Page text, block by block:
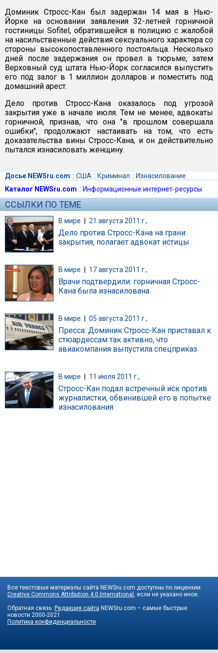
Доминик Стросс-Кан был задержан 14 мая в Нью-
Йорке на основании заявления 32-летней горничной
гостиницы Sofitel, обратившейся в полицию с жалобой
на насильственные действия сексуального характера со
стороны высокопоставленного постояльца. Несколько
дней после задержания он провел в тюрьме, затем
Верховный суд штата Нью-Йорк согласился выпустить
его под залог в 1 миллион долларов и поместить под
домашний арест.
Дело против Стросс-Кана оказалось под угрозой
закрытия уже в начале июля. Тем не менее, адвокаты
горничной, признав, что она "в прошлом совершала
ошибки", продолжают настаивать на том, что есть
доказательства вины Стросс-Кана, и он действительно
пытался изнасиловать женщину.
Досье NEWSru.com :: США :: Криминал :: Изнасилование
Каталог NEWSru.com :: Информационные интернет-ресурсы
ССЫЛКИ ПО ТЕМЕ
В мире | 21 августа 2011 г.,
Дело против Стросс-Кана на грани
закрытия, полагает адвокат истицы
В мире 17 августа 2011 г.,
Врачи подтвердили: горничная Стросс-
Кана была изнасилована
В мире 05 августа 2011 г.,
Пресса: Доминик Стросс-Кан приставал к
стюардессам так активно, что
авиакомпания выпустила спецприказ
В мире 11 июля 2011 г.,
Стросс-Кан подал встречный иск против
журналистки, обвинившей его в попытке
изнасилования
Все текстовые материалы сайта NEWSru.com доступны по лицензии:
Creative Commons Attribution 4.0 International
, если не указано иное.
Обратная связь: Редакция сайта NEWSru.com – самые быстрые
новости 2000-2021
Политика конфиденциальности